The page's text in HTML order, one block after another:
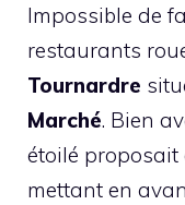
Impossible de
restaurants
Tournardre
Marché. Bien
étoilé proposait
mettant en